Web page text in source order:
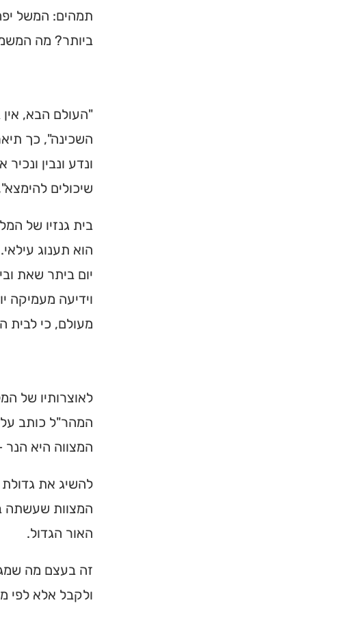
תמהים: המשל
ביותר? מה
"העולם הבא, אין
השכינה", כך
ונדע ונבין
שיכולים
בית גנזיו של
הוא תענוג
יום ביתר שאת
וידיעה מעמיקה
מעולם, כי לבית
לאוצרותיו של
המהר"ל כותב
המצווה היא
להשיג את
המצוות שעשתה
האור הגדול.
זה בעצם מה
ולקבל אלא לפי